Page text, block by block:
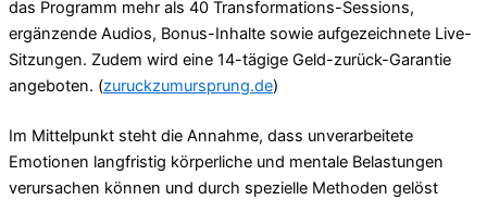
das Programm mehr als 40 Transformations-Sessions,
ergänzende Audios, Bonus-Inhalte sowie aufgezeichnete Live-
Sitzungen. Zudem wird eine 14-tägige Geld-zurück-Garantie
angeboten. (zuruckzumursprung.de)
Im Mittelpunkt steht die Annahme, dass unverarbeitete
Emotionen langfristig körperliche und mentale Belastungen
verursachen können und durch spezielle Methoden gelöst